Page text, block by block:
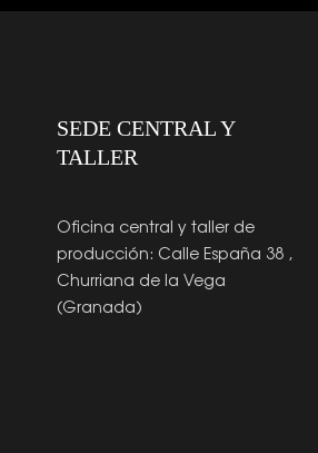
SEDE CENTRAL Y
TALLER
Oficina central y taller de
producción: Calle España 38 ,
Churriana de la Vega
(Granada)